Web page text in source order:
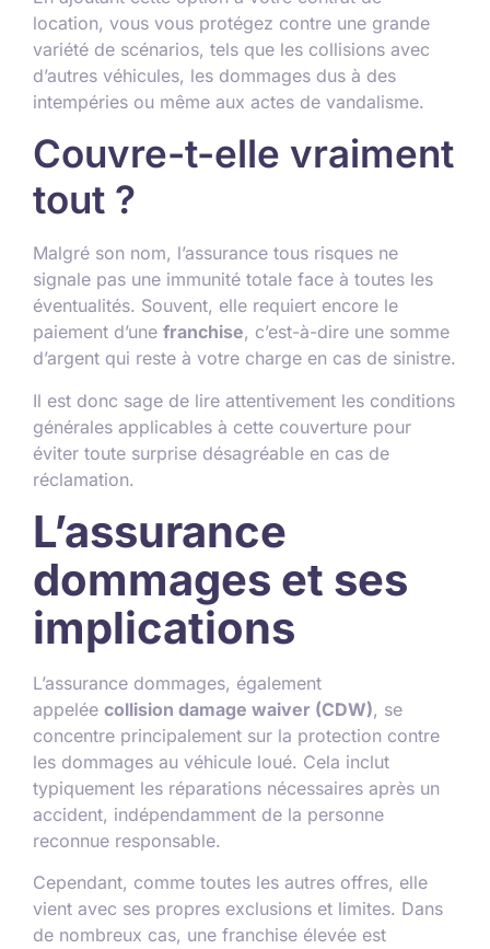
location, vous vous protégez contre une grande
variété de scénarios, tels que les collisions avec
d’autres véhicules, les dommages dus à des
intempéries ou même aux actes de vandalisme.
Couvre-t-elle vraiment
tout ?
Malgré son nom, l’assurance tous risques ne
signale pas une immunité totale face à toutes les
éventualités. Souvent, elle requiert encore le
paiement d’une franchise, c’est-à-dire une somme
d’argent qui reste à votre charge en cas de sinistre.
Il est donc sage de lire attentivement les conditions
générales applicables à cette couverture pour
éviter toute surprise désagréable en cas de
réclamation.
L’assurance
dommages et ses
implications
L’assurance dommages, également
appelée collision damage waiver (CDW), se
concentre principalement sur la protection contre
les dommages au véhicule loué. Cela inclut
typiquement les réparations nécessaires après un
accident, indépendamment de la personne
reconnue responsable.
Cependant, comme toutes les autres offres, elle
vient avec ses propres exclusions et limites. Dans
de nombreux cas, une franchise élevée est